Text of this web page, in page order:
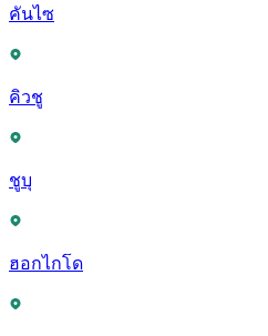
คันไซ
คิวชู
ชูบุ
ฮอกไกโด